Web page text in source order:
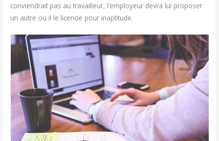
conviendrait pas au travailleur, l’employeur devra lui proposer
un autre ou il le licencie pour inaptitude.